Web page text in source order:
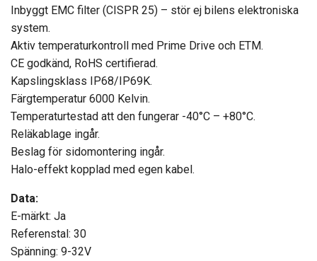
Inbyggt EMC filter (CISPR 25) – stör ej bilens elektroniska
system.
Aktiv temperaturkontroll med Prime Drive och ETM.
CE godkänd, RoHS certifierad.
Kapslingsklass IP68/IP69K.
Färgtemperatur 6000 Kelvin.
Temperaturtestad att den fungerar -40°C – +80°C.
Reläkablage ingår.
Beslag för sidomontering ingår.
Halo-effekt kopplad med egen kabel.
Data:
E-märkt: Ja
Referenstal: 30
Spänning: 9-32V